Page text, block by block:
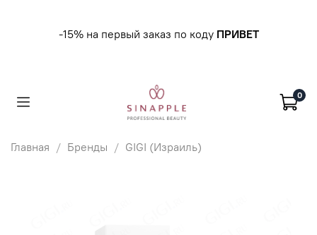
-15% на первый заказ по коду ПРИВЕТ
0
Главная Бренды GIGI (Израиль)